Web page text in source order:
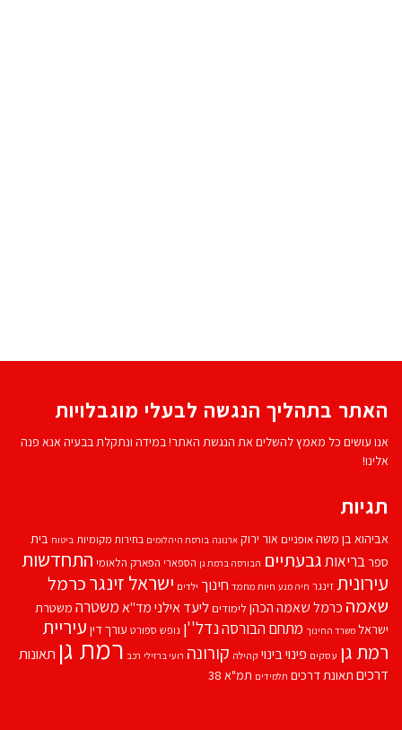
האתר בתהליך הנגשה לבעלי מוגבלויות
אנו עושים כל מאמץ להשלים את הנגשת האתר! במידה ונתקלת בבעיה אנא פנה
אלינו!
תגיות
אביהוא בן משהאופניים אור ירוק ארנונה בורסת היהלומים בחירות מקומיות ביטוח בית
ספרבריאותגבעתיים הבורסה ברמת גן הספארי הפארק הלאומי התחדשות
עירוניתזינגר חיה מנע חיות מחמד חינוך ילדים ישראל זינגרכרמל
שאמה כרמל שאמה הכהן לימודים ליעד אילנימד''אמשטרה משטרת
ישראל משרד החינוך מתחם הבורסהנדל''ן נופש ספורט עורך דין עיריית
רמת גן עסקים פינוי בינוי קהילה קורונה רועי ברזילי רכב רמת גן תאונות
דרכים תאונת דרכים תלמידים תמ"א 38